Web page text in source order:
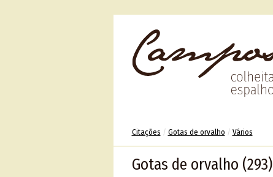
Citações / Gotas de orvalho / Vários
Gotas de orvalho (293)